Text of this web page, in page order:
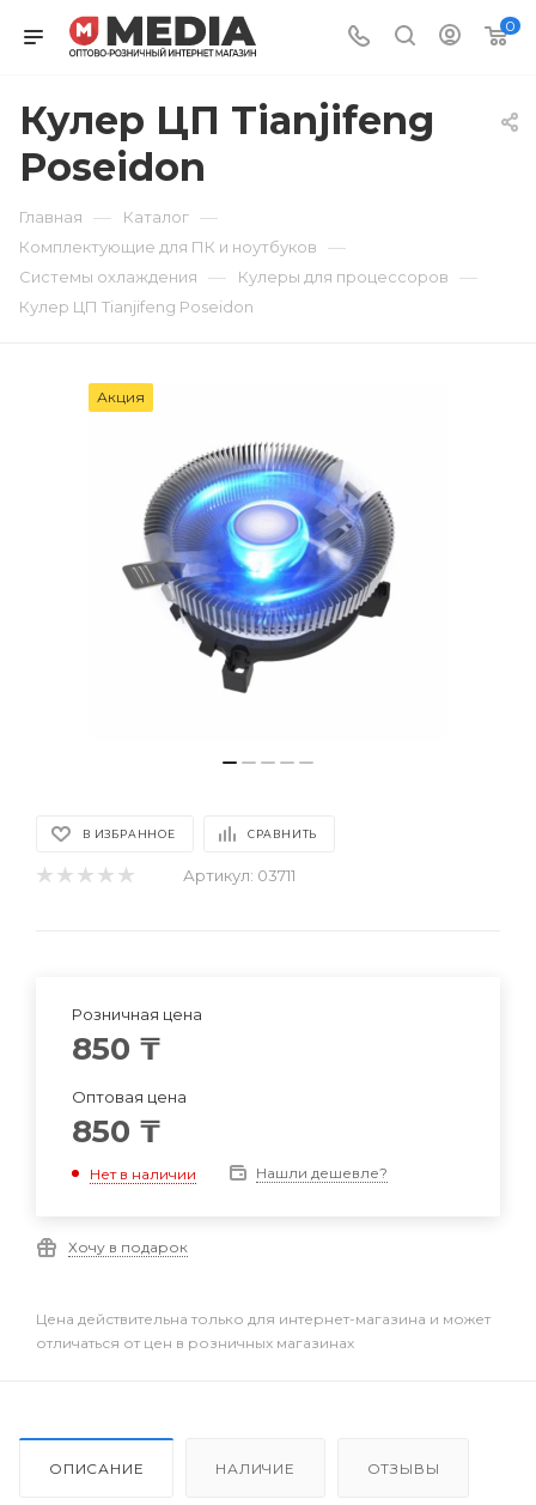
0
Кулер ЦП Tianjifeng
Poseidon
Главная — Каталог —
Комплектующие для ПК и ноутбуков —
Системы охлаждения — Кулеры для процессоров —
Кулер ЦП Tianjifeng Poseidon
Акция
В ИЗБРАННОЕ СРАВНИТЬ
Артикул: 03711
Розничная цена
850 ₸
Оптовая цена
850 ₸
Нет в наличии Нашли дешевле?
Хочу в подарок
Цена действительна только для интернет-магазина и может
отличаться от цен в розничных магазинах
ОПИСАНИЕ НАЛИЧИЕ ОТЗЫВЫ